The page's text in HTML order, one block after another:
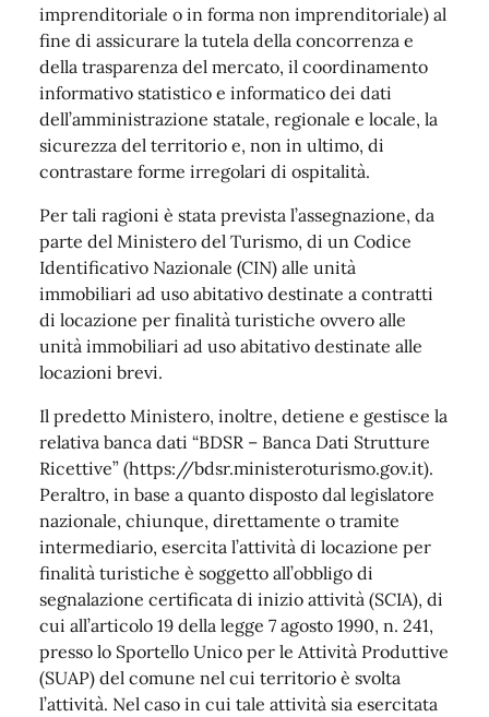
imprenditoriale o in forma non imprenditoriale) al
fine di assicurare la tutela della concorrenza e
della trasparenza del mercato, il coordinamento
informativo statistico e informatico dei dati
dell’amministrazione statale, regionale e locale, la
sicurezza del territorio e, non in ultimo, di
contrastare forme irregolari di ospitalità.
Per tali ragioni è stata prevista l’assegnazione, da
parte del Ministero del Turismo, di un Codice
Identificativo Nazionale (CIN) alle unità
immobiliari ad uso abitativo destinate a contratti
di locazione per finalità turistiche ovvero alle
unità immobiliari ad uso abitativo destinate alle
locazioni brevi.
Il predetto Ministero, inoltre, detiene e gestisce la
relativa banca dati “BDSR – Banca Dati Strutture
Ricettive” (https://bdsr.ministeroturismo.gov.it).
Peraltro, in base a quanto disposto dal legislatore
nazionale, chiunque, direttamente o tramite
intermediario, esercita l’attività di locazione per
finalità turistiche è soggetto all’obbligo di
segnalazione certificata di inizio attività (SCIA), di
cui all’articolo 19 della legge 7 agosto 1990, n. 241,
presso lo Sportello Unico per le Attività Produttive
(SUAP) del comune nel cui territorio è svolta
l’attività. Nel caso in cui tale attività sia esercitata